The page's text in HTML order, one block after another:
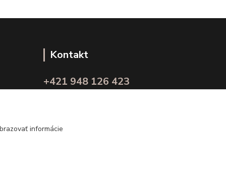
Kontakt
+421 948 126 423
informácie